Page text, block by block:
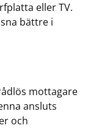
eller TV.
bättre i
mottagare
ansluts
och